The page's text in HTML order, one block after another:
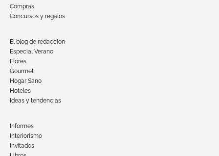
Compras
Concursos y regalos
El blog de redacción
Especial Verano
Flores
Gourmet
Hogar Sano
Hoteles
Ideas y tendencias
Informes
Interiorismo
Invitados